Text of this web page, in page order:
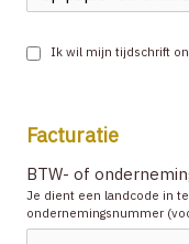
Ik wil mijn tijdschrift
Facturatie
BTW- of
Je dient een landcode in
ondernemingsnummer